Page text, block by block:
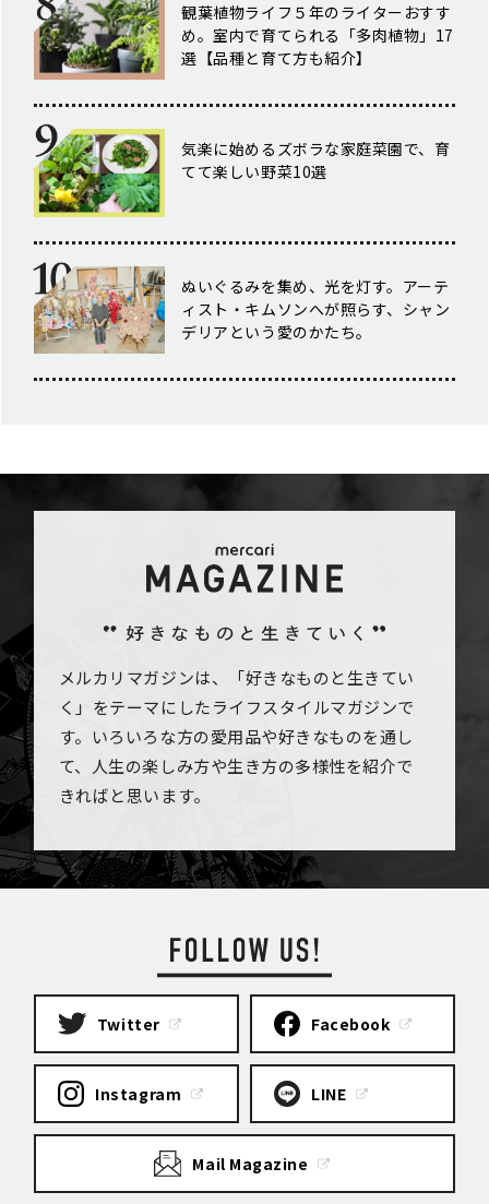
観葉植物ライフ５年のライターおすす
め。室内で育てられる「多肉植物」17
選【品種と育て方も紹介】
気楽に始めるズボラな家庭菜園で、育
てて楽しい野菜10選
ぬいぐるみを集め、光を灯す。アーテ
ィスト・キムソンへが照らす、シャン
デリアという愛のかたち。
メルカリマガジンは、「好きなものと生きてい
く」をテーマにしたライフスタイルマガジンで
す。いろいろな方の愛用品や好きなものを通し
て、人生の楽しみ方や生き方の多様性を紹介で
きればと思います。
Twitter Facebook
Instagram LINE
Mail Magazine